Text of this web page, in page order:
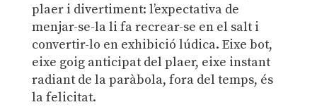
plaer i divertiment: l’expectativa de
menjar-se-la li fa recrear-se en el salt i
convertir-lo en exhibició lúdica. Eixe bot,
eixe goig anticipat del plaer, eixe instant
radiant de la paràbola, fora del temps, és
la felicitat.